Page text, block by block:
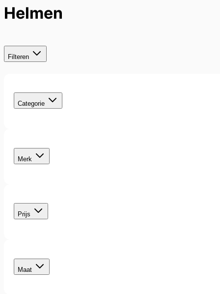
Helmen
Filteren
product
Categorie
filter
Merk
filter
Prijs
filter
Maat
filter